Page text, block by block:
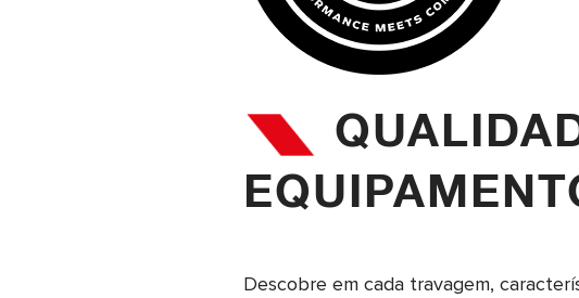
Descobre em cada travagem,